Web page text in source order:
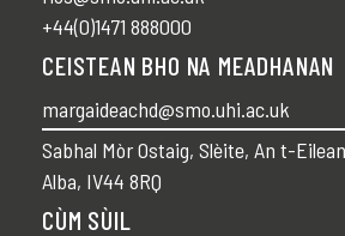
+44(0)1471 888000
CEISTEAN BHO NA MEADHANAN
margaideachd@smo.uhi.ac.uk
Sabhal Mòr Ostaig, Slèite, An t-
Alba, IV44 8RQ
CÙM SÙIL